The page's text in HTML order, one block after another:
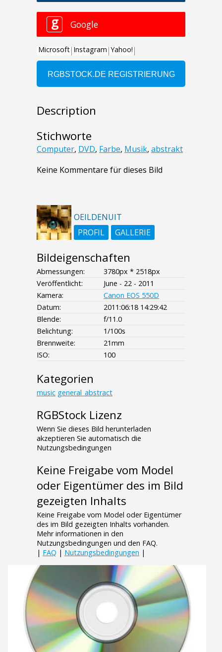
Description
Stichworte
Computer, DVD, Farbe, Musik, abstrakt
Keine Kommentare für dieses Bild
OEILDENUIT
PROFIL
GALLERIE
Bildeigenschaften
Abmessungen:
3780px * 2518px
Veröffentlicht:
June - 22 - 2011
Kamera:
Canon EOS 550D
Datum:
2011:06:18 14:29:42
Blende:
f/11.0
Belichtung:
1/100s
Brennweite:
21mm
ISO:
100
Kategorien
music general_abstract
RGBStock Lizenz
Wenn Sie dieses Bild herunterladen
akzeptieren Sie automatisch die
Nutzungsbedingungen
Keine Freigabe vom Model
oder Eigentümer des im Bild
gezeigten Inhalts
Keine Freigabe vom Model oder Eigentümer
des im Bild gezeigten Inhalts vorhanden.
Mehr informationen in den
Nutzungsbedingungen und den FAQ.
| FAQ | Nutzungsbedingungen |